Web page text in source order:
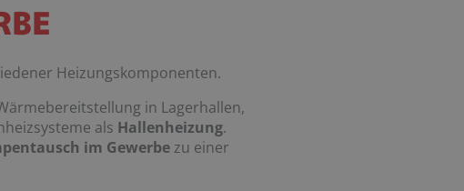
Heizungs­komponenten.
in Lagerhallen,
als Hallenheizung.
im Gewerbe zu einer